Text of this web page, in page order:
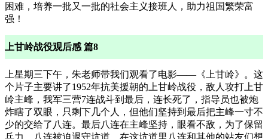
困难，培养一批又一批的社会主义接班人，助力祖国繁荣富
强！
上甘岭战役观后感 篇8
上星期三下午，朱老师带我们观看了电影——《上甘岭》。这
个片子主要讲了1952年抗美援朝的上甘岭战役，敌人攻打上甘
岭主峰，我军三营7连战斗到最后，连长死了，指导员也被炮
炸瞎了双眼，只剩下几个人，但他们坚持到最后把主峰一寸不
少的交给了八连。最后八连在主峰坚持，眼看不敌，为了保留
兵力，八连被迫退守坑道，在这坑道里八连和其他的站友们想